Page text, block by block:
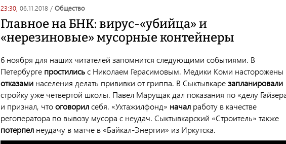
23:30, 06.11.2018 / общество
Главное на БНК: вирус-«убийца» и
«нерезиновые» мусорные контейнеры
6 ноября для наших читателей запомнится следующими событиями. В
Петербурге простилисьс Николаем Герасимовым. Медики Коми насторожены
отказаминаселения делать прививки от гриппа. В Сыктывкарезапланировали
стройку уже четвертой школы. Павел Марущак дал показания по «делу
и признал, чтооговорилсебя. «Ухтажилфонд» началработу в качестве
регоператора по вывозу мусора с неудач. Сыктывкарский «Строитель» также
потерпелнеудачу в матче в «Байкал-Энергии» из Иркутска.